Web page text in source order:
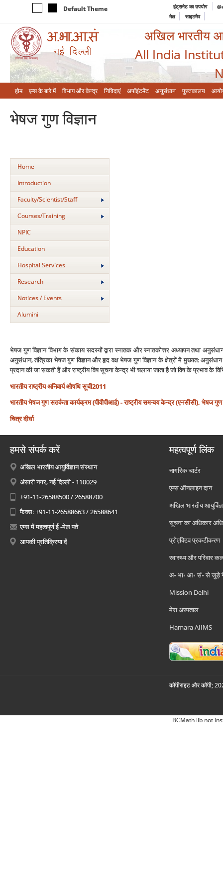
Default Theme इंट्रानेट का उपयोग
मेल
साइटमैप
अखिल भारतीय
All India
होम एम्‍स के बारे में विभाग और केन्‍द्र निविदाएं अपॉइंटमेंट अनुसंधान पुस्तकालय
भेषज गुण विज्ञान
Home
Introduction
Faculty/Scientist/Staff
Courses/Training
NPIC
Education
Hospital Services
Research
Notices / Events
Alumini
भेषज गुण विज्ञान विभाग के संकाय सदस्‍यों द्वारा स्‍नातक और स्‍नातकोत्तर अध्‍यापन तथा
अनुसंधान, तंत्रिका भेषज गुण विज्ञान और हृद वक्ष भेषज गुण विज्ञान के क्षेत्रों में मुख्‍यत: अनुसंधान
प्रदान की जा सकती हैं और राष्‍ट्रीय विष सूचना केन्‍द्र भी चलाया जाता है जो विष के प्रभाव के
भारतीय राष्‍ट्रीय अनिवार्य औषधि सूची2011
भारतीय भेषज गुण सतर्कता कार्यक्रम (पीवीपीआई) - राष्‍ट्रीय समन्‍वय केन्‍द्र (एनसीसी), भेषज गुण
चित्र दीर्घा
हमसे संपर्क करें
अखिल भारतीय आयुर्विज्ञान संस्थान
अंसारी नगर, नई दिल्ली - 110029
+91-11-26588500 / 26588700
फैक्स: +91-11-26588663 / 26588641
एम्स में महत्वपूर्ण ई -मेल पते
आपकी प्रतिक्रिया दें
महत्वपूर्ण लिंक
नागरिक चार्टर
एम्स ऑनलाइन दान
अखिल भारतीय
सूचना का अधिकार
प्रोएक्टिव प्रकटीकरण
स्वास्थ्य और परिवार
अ॰ भा॰ आ॰ सं॰ से जुड़े
Mission Delhi
मेरा अस्पताल
Hamara AIIMS
कॉपीराइट और कॉपी;
BCMath lib not